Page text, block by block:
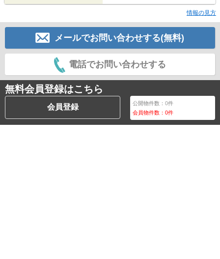
情報の見方
メールでお問い合わせする(無料)
電話でお問い合わせする
無料会員登録はこちら
会員登録 公開物件数：0件
会員物件数：0件